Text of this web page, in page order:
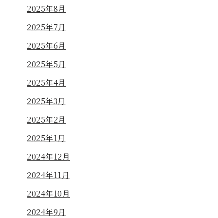
2025年8月
2025年7月
2025年6月
2025年5月
2025年4月
2025年3月
2025年2月
2025年1月
2024年12月
2024年11月
2024年10月
2024年9月